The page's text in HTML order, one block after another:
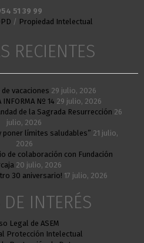
51 39 99
/ Propiedad Intelectual
RECIENTES
vacaciones 29 julio, 2026
INFORMA Nº 14 29 julio, 2026
de la Sagrada Resurrección 26
julio, 2026
poner límites saludables” 21 julio,
2026
de colaboración con Fundación
20 julio, 2026
30 aniversario! 17 julio, 2026
DE INTERÉS
Legal de ASEM
Protección Intelectual